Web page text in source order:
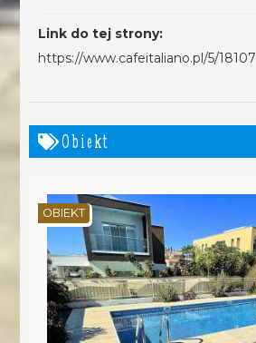
Link do tej strony:
https://www.cafeitaliano.pl/5/18107
Obiekt
OBIEKT